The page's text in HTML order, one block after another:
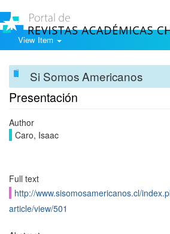
View Item
Si Somos Americanos
Presentación
Author
Caro, Isaac
Full text
http://www.sisomosamericanos.cl/
article/view/501